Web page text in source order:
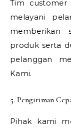
Tim customer
melayani
memberikan
produk serta
pelanggan
Kami.
5. Pengiriman
Pihak kami